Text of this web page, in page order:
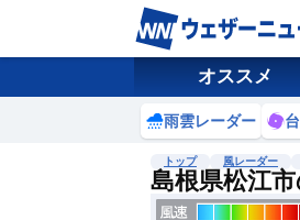
オススメ
雨雲レーダー
トップ 風レーダー
島根県松江